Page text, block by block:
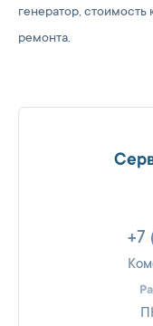
генератор,
ремонта.
+7